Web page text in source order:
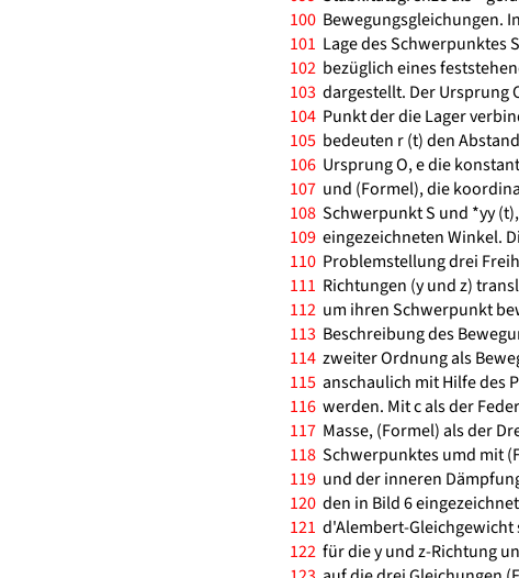
100 Bewegungsgleichungen.
101 Lage des Schwerpunktes
102 bezüglich eines
103 dargestellt. Der Ursprung
104 Punkt der die Lager
105 bedeuten r (t) den
106 Ursprung O, e die
107 und (Formel), die
108 Schwerpunkt S und *yy
109 eingezeichneten Winkel.
110 Problemstellung drei
111 Richtungen (y und z)
112 um ihren Schwerpunkt
113 Beschreibung des
114 zweiter Ordnung als
115 anschaulich mit Hilfe des
116 werden. Mit c als der
117 Masse, (Formel) als der
118 Schwerpunktes umd mit
119 und der inneren
120 den in Bild 6
121 d'Alembert-Gleichgewicht
122 für die y und z-Richtung